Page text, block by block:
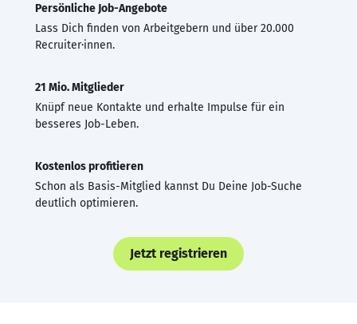
Persönliche Job-Angebote
Lass Dich finden von Arbeitgebern und über 20.000
Recruiter·innen.
21 Mio. Mitglieder
Knüpf neue Kontakte und erhalte Impulse für ein
besseres Job-Leben.
Kostenlos profitieren
Schon als Basis-Mitglied kannst Du Deine Job-Suche
deutlich optimieren.
Jetzt registrieren